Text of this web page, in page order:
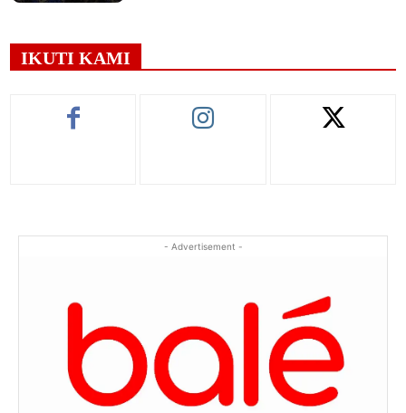
IKUTI KAMI
- Advertisement -